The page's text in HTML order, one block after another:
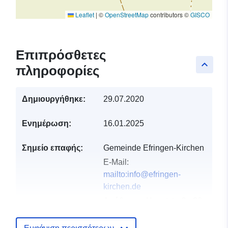
Leaflet | ©OpenStreetMapcontributors ©GISCO
keyboard_arrow_up
Επιπρόσθετες
πληροφορίες
Δημιουργήθηκε: 29.07.2020
Ενημέρωση: 16.01.2025
Σημείο επαφής:
Gemeinde Efringen-Kirchen
E-Mail:
mailto:info@efringen-
kirchen.de
Deutschland